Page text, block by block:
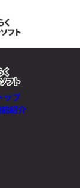
ップ
紹介